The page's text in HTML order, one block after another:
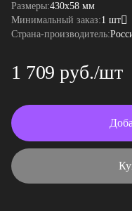
Размеры:430x58 мм
Минимальный заказ:1 шт
Страна-производитель:
1 709 руб./шт